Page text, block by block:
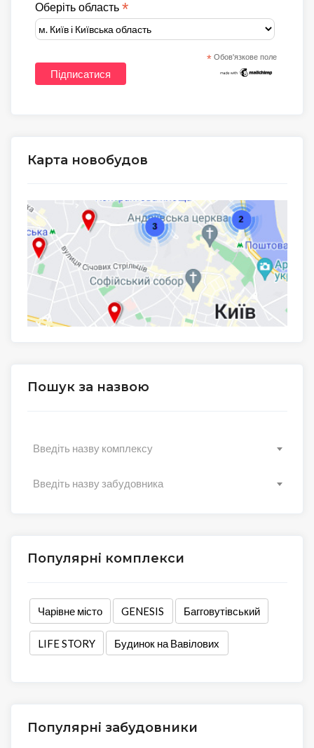
Оберіть область *
* Обов'язкове поле
Карта новобудов
Пошук за назвою
Введіть назву комплексу
Введіть назву забудовника
Популярні комплекси
Чарівне місто GENESIS Багговутівський
LIFE STORY Будинок на Вавілових
Популярні забудовники